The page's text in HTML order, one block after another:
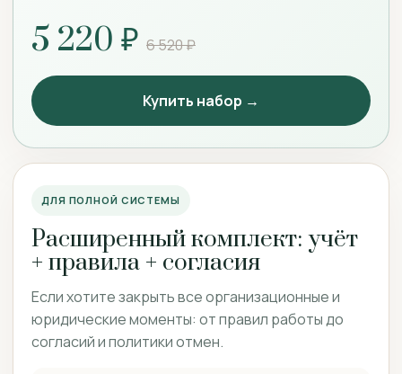
5 220 ₽ 6 520 ₽
Купить набор →
ДЛЯ ПОЛНОЙ СИСТЕМЫ
Расширенный комплект: учёт
+ правила + согласия
Если хотите закрыть все организационные и
юридические моменты: от правил работы до
согласий и политики отмен.